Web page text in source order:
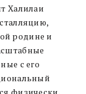
Халилаи
родине и
с его